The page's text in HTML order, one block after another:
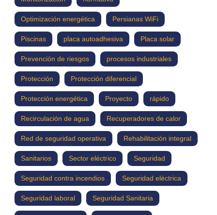
Optimización energética Persianas WiFi
Piscinas placa autoadhesiva Placa solar
Prevención de riesgos procesos industriales
Protección Protección diferencial
Protección energética Proyecto rápido
Recirculación de agua Recuperadores de calor
Red de seguridad operativa Rehabilitación integral
Sanitarios Sector eléctrico Seguridad
Seguridad contra incendios Seguridad eléctrica
Seguridad laboral Seguridad Sanitaria